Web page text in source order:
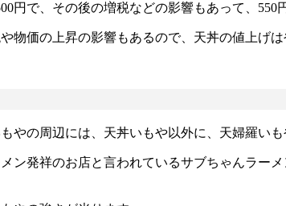
円で、その後の増税などの影響もあって、550
価の上昇の影響もあるので、天丼の値上げは
の周辺には、天丼いもや以外に、天婦羅いも
ン発祥のお店と言われているサブちゃんラー